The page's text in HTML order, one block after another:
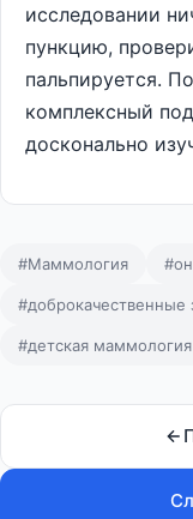
исследовании
пункцию,
пальпируется.
комплексный
досконально
#Маммология
#детская маммология